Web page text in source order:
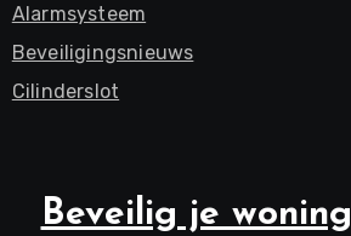
Alarmsysteem
Beveiligingsnieuws
Cilinderslot
Beveilig je